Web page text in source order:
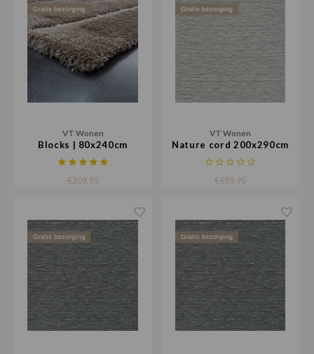
VT Wonen
Blocks | 80x240cm
€209,95
VT Wonen
Nature cord 200x290cm
€699,95